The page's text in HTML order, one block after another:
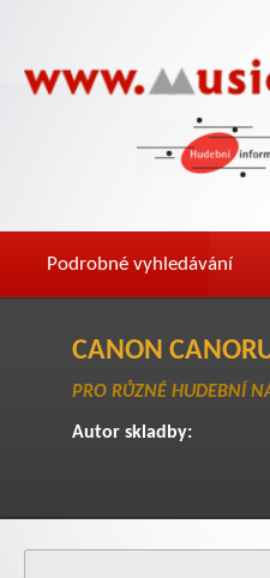
Podrobné vyhledávání
CANON
PRO RŮZNÉ HUDEBNÍ
Autor skladby: